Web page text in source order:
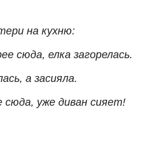
на кухню:
сюда, елка загорелась.
а засияла.
уже диван сияет!